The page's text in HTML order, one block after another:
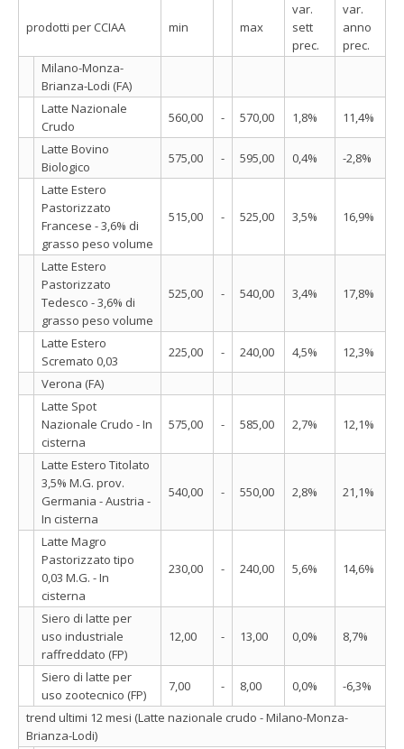
prodotti per CCIAA min max
var.
sett
prec.
var.
anno
prec.
Milano-Monza-
Brianza-Lodi (FA)
Latte Nazionale
Crudo
560,00 - 570,00 1,8%
11,4%
Latte Bovino
Biologico
575,00 - 595,00 0,4%
-2,8%
Latte Estero
Pastorizzato
Francese - 3,6% di
grasso peso volume
515,00 - 525,00 3,5% 16,9%
Latte Estero
Pastorizzato
Tedesco - 3,6% di
grasso peso volume
525,00 - 540,00 3,4% 17,8%
Latte Estero
Scremato 0,03
225,00 - 240,00 4,5%
12,3%
Verona (FA)
Latte Spot
Nazionale Crudo - In
cisterna
575,00 - 585,00 2,7% 12,1%
Latte Estero Titolato
3,5% M.G. prov.
Germania - Austria -
In cisterna
540,00 - 550,00 2,8% 21,1%
Latte Magro
Pastorizzato tipo
0,03 M.G. - In
cisterna
230,00 - 240,00 5,6% 14,6%
Siero di latte per
uso industriale
raffreddato (FP)
12,00 - 13,00 0,0% 8,7%
Siero di latte per
uso zootecnico (FP)
7,00 - 8,00 0,0%
-6,3%
trend ultimi 12 mesi (Latte nazionale crudo - Milano-Monza-
Brianza-Lodi)